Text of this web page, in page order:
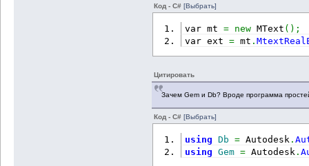
Код - C# [Выбрать]
var mt = new MText ( ) ;
var ext = mt .
Цитировать
Зачем Gem и Db? Вроде программа
Код - C# [Выбрать]
using Db = Autodesk .
using
Gem = Autodesk .